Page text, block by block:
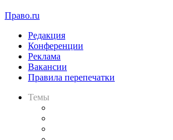
Право.ru
Редакция
Конференции
Реклама
Вакансии
Правила перепечатки
Темы